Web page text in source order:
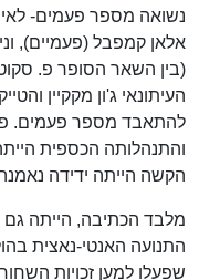
נשואה מספר פעמים-
אלאן קמפבל (פעמיים),
(בין השאר הסופר פ.
העיתונאי ג'ון מקקיין
להתאבד מספר פעמים.
והתנהלותה הכספית
הקשה הייתה ידידה
מלבד הכתיבה, הייתה גם
התנועה האנטי-נאצית
שפעלו למען זכויות